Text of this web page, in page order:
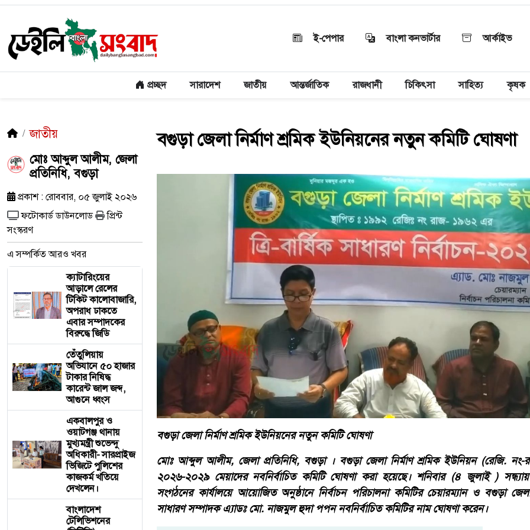
ই-পেপার বাংলা কনভার্টার আর্কাইভ
প্রচ্ছদ সারাদেশ জাতীয় আন্তর্জাতিক রাজধানী চিকিৎসা সাহিত্য কৃষক
জাতীয়
মোঃ আব্দুল আলীম, জেলা
প্রতিনিধি, বগুড়া
প্রকাশ : রোববার, ০৫ জুলাই ২০২৬
ফটোকার্ড ডাউনলোড
প্রিন্ট
সংস্করণ
এ সম্পর্কিত আরও খবর
ক্যাটারিংয়ের
আড়ালে রেলের
টিকিট কালোবাজারি,
অপরাধ ঢাকতে
এবার সম্পাদকের
বিরুদ্ধে জিডি
তেঁতুলিয়ায়
অভিযানে ৫০ হাজার
টাকার নিষিদ্ধ
কারেন্ট জাল জব্দ,
আগুনে ধ্বংস
একবালপুর ও
ওয়াটগঞ্জ থানায়
মুখ্যমন্ত্রী শুভেন্দু
অধিকারী- সারপ্রাইজ
ভিজিটে পুলিশের
কাজকর্ম খতিয়ে
দেখলেন।
বাংলাদেশ
টেলিভিশনের
বগুড়া জেলা নির্মাণ শ্রমিক ইউনিয়নের নতুন কমিটি ঘোষণা
বগুড়া জেলা নির্মাণ শ্রমিক ইউনিয়নের নতুন কমিটি ঘোষণা
মোঃ আব্দুল আলীম, জেলা প্রতিনিধি, বগুড়া । বগুড়া জেলা নির্মাণ শ্রমিক ইউনিয়ন (রেজি.
২০২৬-২০২৯ মেয়াদের নবনির্বাচিত কমিটি ঘোষণা করা হয়েছে। শনিবার (৪ জুলাই )
সংগঠনের কার্যালয়ে আয়োজিত অনুষ্ঠানে নির্বাচন পরিচালনা কমিটির চেয়ারম্যান ও বগুড়া
সাধারণ সম্পাদক এ্যাডঃ মো. নাজমুল হুদা পপন নবনির্বাচিত কমিটির নাম ঘোষণা করেন।